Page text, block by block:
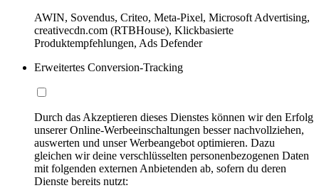
AWIN, Sovendus, Criteo, Meta-Pixel, Microsoft Advertising,
creativecdn.com (RTBHouse), Klickbasierte
Produktempfehlungen, Ads Defender
Erweitertes Conversion-Tracking
Durch das Akzeptieren dieses Dienstes können wir den Erfolg
unserer Online-Werbeeinschaltungen besser nachvollziehen,
auswerten und unser Werbeangebot optimieren. Dazu
gleichen wir deine verschlüsselten personenbezogenen Daten
mit folgenden externen Anbietenden ab, sofern du deren
Dienste bereits nutzt: